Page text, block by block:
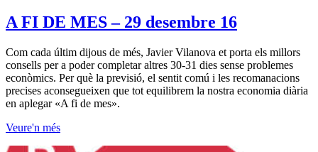
A FI DE MES – 29 desembre 16
Com cada últim dijous de més, Javier Vilanova et porta els millors
consells per a poder completar altres 30-31 dies sense problemes
econòmics. Per què la previsió, el sentit comú i les recomanacions
precises aconsegueixen que tot equilibrem la nostra economia diària
en aplegar «A fi de mes».
Veure'n més